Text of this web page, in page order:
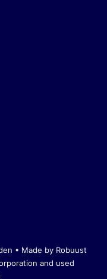
• Made by Robuust
and used